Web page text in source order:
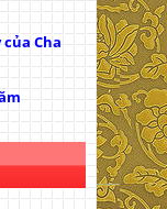
của Cha